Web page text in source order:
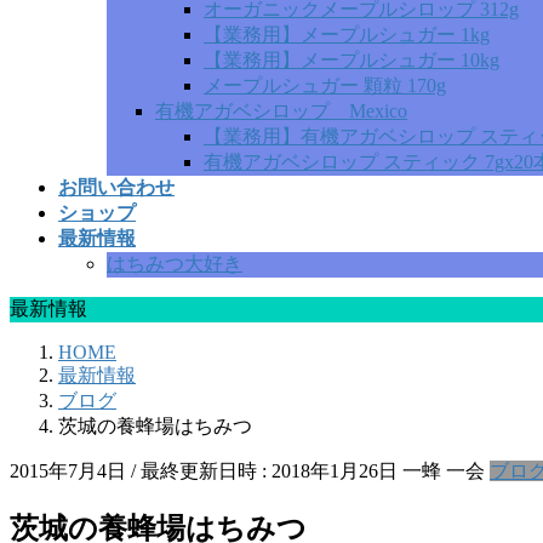
オーガニックメープルシロップ 312g
【業務用】メープルシュガー 1kg
【業務用】メープルシュガー 10kg
メープルシュガー 顆粒 170g
有機アガベシロップ Mexico
【業務用】有機アガベシロップ スティ
有機アガベシロップ スティック 7gx20
お問い合わせ
ショップ
最新情報
はちみつ大好き
最新情報
HOME
最新情報
ブログ
茨城の養蜂場はちみつ
2015年7月4日 / 最終更新日時 : 2018年1月26日 一蜂 一会 ブロ
茨城の養蜂場はちみつ